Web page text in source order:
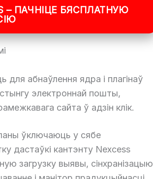
– ПАЧНІЦЕ БЯСПЛАТНУЮ
для абнаўлення ядра і плагінаў
электроннай пошты,
сайта ў адзін клік.
ўключаюць у сябе
дастаўкі кантэнту Nexcess
загрузку выявы, сінхранізацыю